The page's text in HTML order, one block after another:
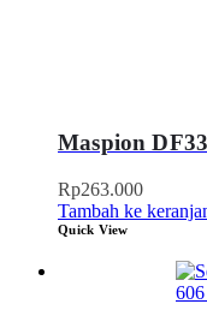
Maspion
Rp263.000
Tambah ke
Quick View